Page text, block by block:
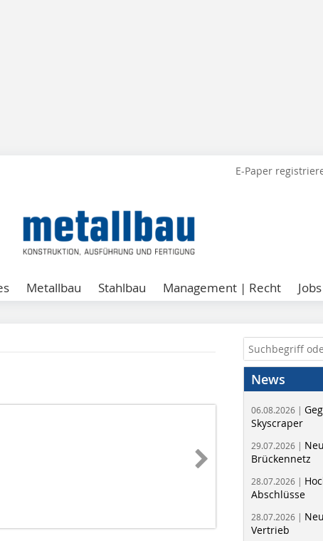
E-Paper
Metallbau Stahlbau Management | Recht Jobs
News
06.08.2026 |
Skyscraper
29.07.2026 |
Brückennetz
28.07.2026 |
Abschlüsse
28.07.2026 |
Vertrieb